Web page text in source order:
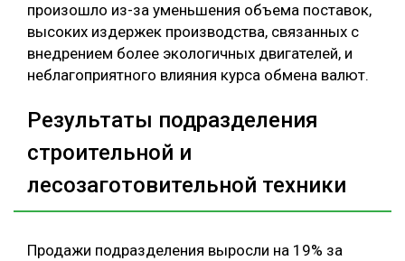
произошло из-за уменьшения объема поставок,
высоких издержек производства, связанных с
внедрением более экологичных двигателей, и
неблагоприятного влияния курса обмена валют.
Результаты подразделения
строительной и
лесозаготовительной техники
Продажи подразделения выросли на 19% за